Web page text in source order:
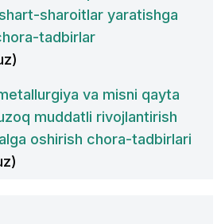
sharoitlar yaratishga
tadbirlar
va misni qayta
muddatli rivojlantirish
oshirish chora-tadbirlari